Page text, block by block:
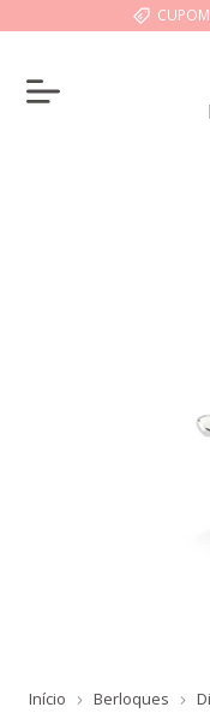
Início Berloques